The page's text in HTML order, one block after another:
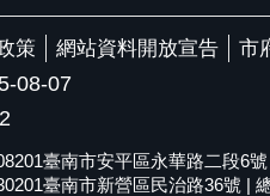
策 網站資料開放宣告
市
08-07
臺南市安平區永華路二段6
臺南市新營區民治路36號 |